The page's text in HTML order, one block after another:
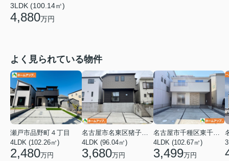
3LDK (100.14㎡)
4,880万円
よく見られている物件
瀬戸市品野町４丁目
4LDK (102.26㎡)
2,480万円
名古屋市名東区猪子石１丁目
4LDK (96.04㎡)
3,680万円
名古屋市千種区東千種台
4LDK (102.67㎡)
3,499万円